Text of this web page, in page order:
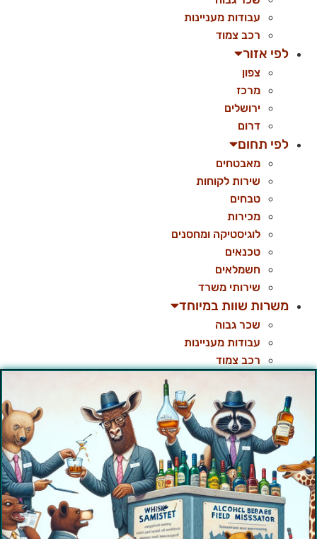
עבודות מעניינות
רכב צמוד
לפי אזור
צפון
מרכז
ירושלים
דרום
לפי תחום
מאבטחים
שירות לקוחות
טבחים
מכירות
לוגיסטיקה ומחסנים
טכנאים
חשמלאים
שירותי משרד
משרות שוות במיוחד
שכר גבוה
עבודות מעניינות
רכב צמוד